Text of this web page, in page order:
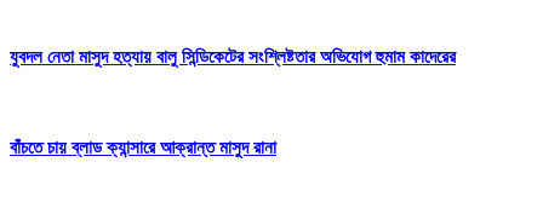
যুবদল নেতা মাসুদ হত্যায় বালু সিন্ডিকেটের সংশ্লিষ্টতার অভিযোগ হুমাম কাদেরের
বাঁচতে চায় ব্লাড ক্যান্সারে আক্রান্ত মাসুদ রানা